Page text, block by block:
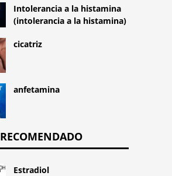
Intolerancia a la histamina
(intolerancia a la histamina)
cicatriz
anfetamina
RECOMENDADO
Estradiol